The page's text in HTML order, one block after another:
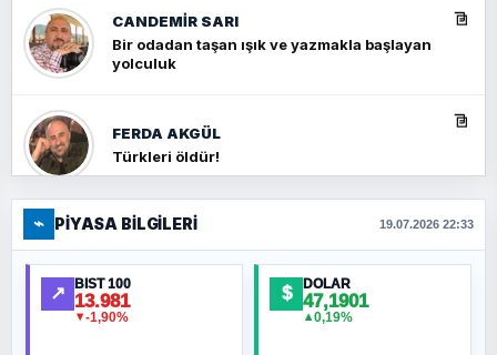
CANDEMIR SARI
Bir odadan taşan ışık ve yazmakla başlayan
yolculuk
FERDA AKGÜL
Türkleri öldür!
FERHAT BÜYÜKKALKAN
Ankara Zirvesi: NATO Toplantısı mı, Yeni
Ortadoğu Haritasının Provası mı?
⌁ PIYASA BILGILERI 19.07.2026 22:33
↗ BIST 100
13.981
▼-1,90%
$ DOLAR
47,1901
▲0,19%